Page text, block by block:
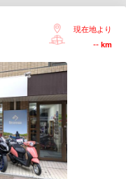
現在地より
-- km